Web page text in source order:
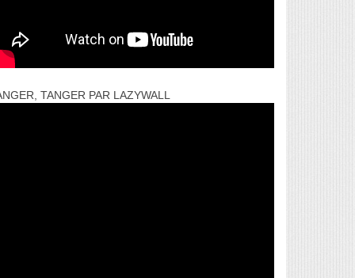
TANGER PAR LAZYWALL